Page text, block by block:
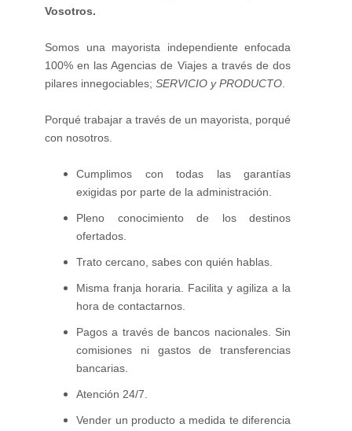
Vosotros.
Somos una mayorista independiente enfocada
100% en las Agencias de Viajes a través de dos
pilares innegociables; SERVICIO y PRODUCTO
Porqué trabajar a través de un mayorista, porqué
con nosotros.
Cumplimos con todas las garantías
exigidas por parte de la administración.
Pleno conocimiento de los destinos
ofertados.
Trato cercano, sabes con quién hablas.
Misma franja horaria. Facilita y agiliza a la
hora de contactarnos.
Pagos a través de bancos nacionales. Sin
comisiones ni gastos de transferencias
bancarias.
Atención 24/7.
Vender un producto a medida te diferencia